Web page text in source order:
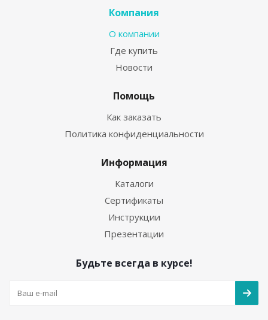
Компания
О компании
Где купить
Новости
Помощь
Как заказать
Политика конфиденциальности
Информация
Каталоги
Сертификаты
Инструкции
Презентации
Будьте всегда в курсе!